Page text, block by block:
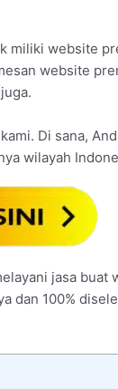
miliki website
website
Di sana,
wilayah
jasa
dan 100%